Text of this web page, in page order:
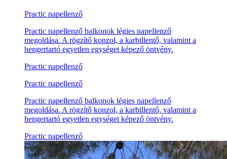
Practic napellenző
Practic napellenző balkonok légies napellenző
megoldása. A rögzítő konzol, a karbillentő, valamint a
hengertartó egyetlen egységet képező öntvény.
Practic napellenző
Practic napellenző
Practic napellenző balkonok légies napellenző
megoldása. A rögzítő konzol, a karbillentő, valamint a
hengertartó egyetlen egységet képező öntvény.
Practic napellenző